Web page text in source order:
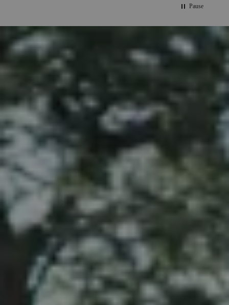
Pause